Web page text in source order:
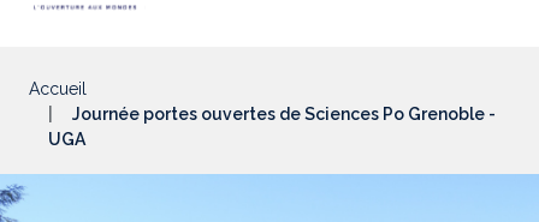
Accueil
Journée portes ouvertes de Sciences Po Grenoble -
UGA